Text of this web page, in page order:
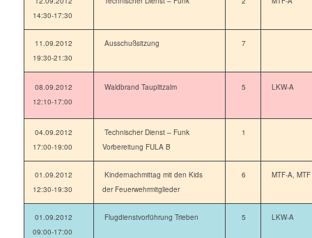
14:30-17:30
11.09.2012
19:30-21:30
Ausschußsitzung 7
08.09.2012
12:10-17:00
Waldbrand Tauplitzalm 5 LKW-A
04.09.2012
17:00-19:00
Technischer Dienst – Funk
Vorbereitung FULA B
1
01.09.2012
12:30-19:30
Kindernachmittag mit den Kids
der Feuerwehrmitglieder
6 MTF-A, MTF
01.09.2012
09:00-17:00
Flugdienstvorführung Trieben 5 LKW-A